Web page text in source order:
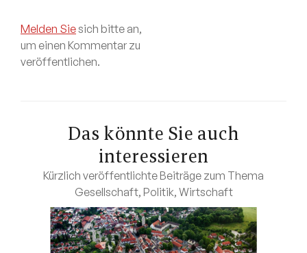
Melden Siesich bitte an,
um einen Kommentar zu
veröffentlichen.
Das könnte Sie auch
interessieren
Kürzlich veröffentlichte Beiträge zum Thema
Gesellschaft, Politik, Wirtschaft